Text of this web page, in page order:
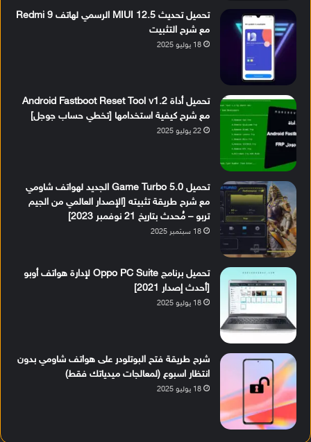
تحميل تحديث MIUI 12.5 الرسمي لهاتف Redmi 9
مع شرح التثبيت
18 يوليو 2025
تحميل أداة Android Fastboot Reset Tool v1.2
مع شرح كيفية استخدامها [تخطي حساب جوجل]
22 يوليو 2025
تحميل Game Turbo 5.0 الجديد لهواتف شاومي
مع شرح طريقة تثبيته [الإصدار العالمي من الجيم
تربو – مُحدث بتاريخ 21 نوفمبر 2023]
18 سبتمبر 2025
تحميل برنامج Oppo PC Suite لإدارة هواتف أوبو
[أحدث إصدار 2021]
18 يوليو 2025
شرح طريقة فتح البوتلودر على هواتف شاومي بدون
انتظار اسبوع (لمعالجات ميدياتك فقط)
18 يوليو 2025